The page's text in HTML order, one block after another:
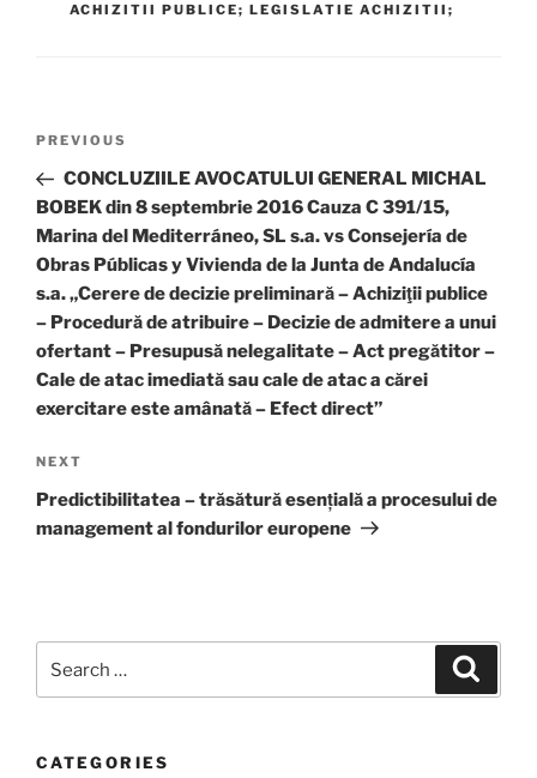
ACHIZITII PUBLICE; LEGISLATIE ACHIZITII;
Previous
Post
PREVIOUS
CONCLUZIILE AVOCATULUI GENERAL MICHAL
BOBEK din 8 septembrie 2016 Cauza C 391/15,
Marina del Mediterráneo, SL s.a. vs Consejería de
Obras Públicas y Vivienda de la Junta de Andalucía
s.a. „Cerere de decizie preliminară – Achiziţii publice
– Procedură de atribuire – Decizie de admitere a unui
ofertant – Presupusă nelegalitate – Act pregătitor –
Cale de atac imediată sau cale de atac a cărei
exercitare este amânată – Efect direct”
Next
Post
NEXT
Predictibilitatea – trăsătură esențială a procesului de
management al fondurilor europene
for:
CATEGORIES